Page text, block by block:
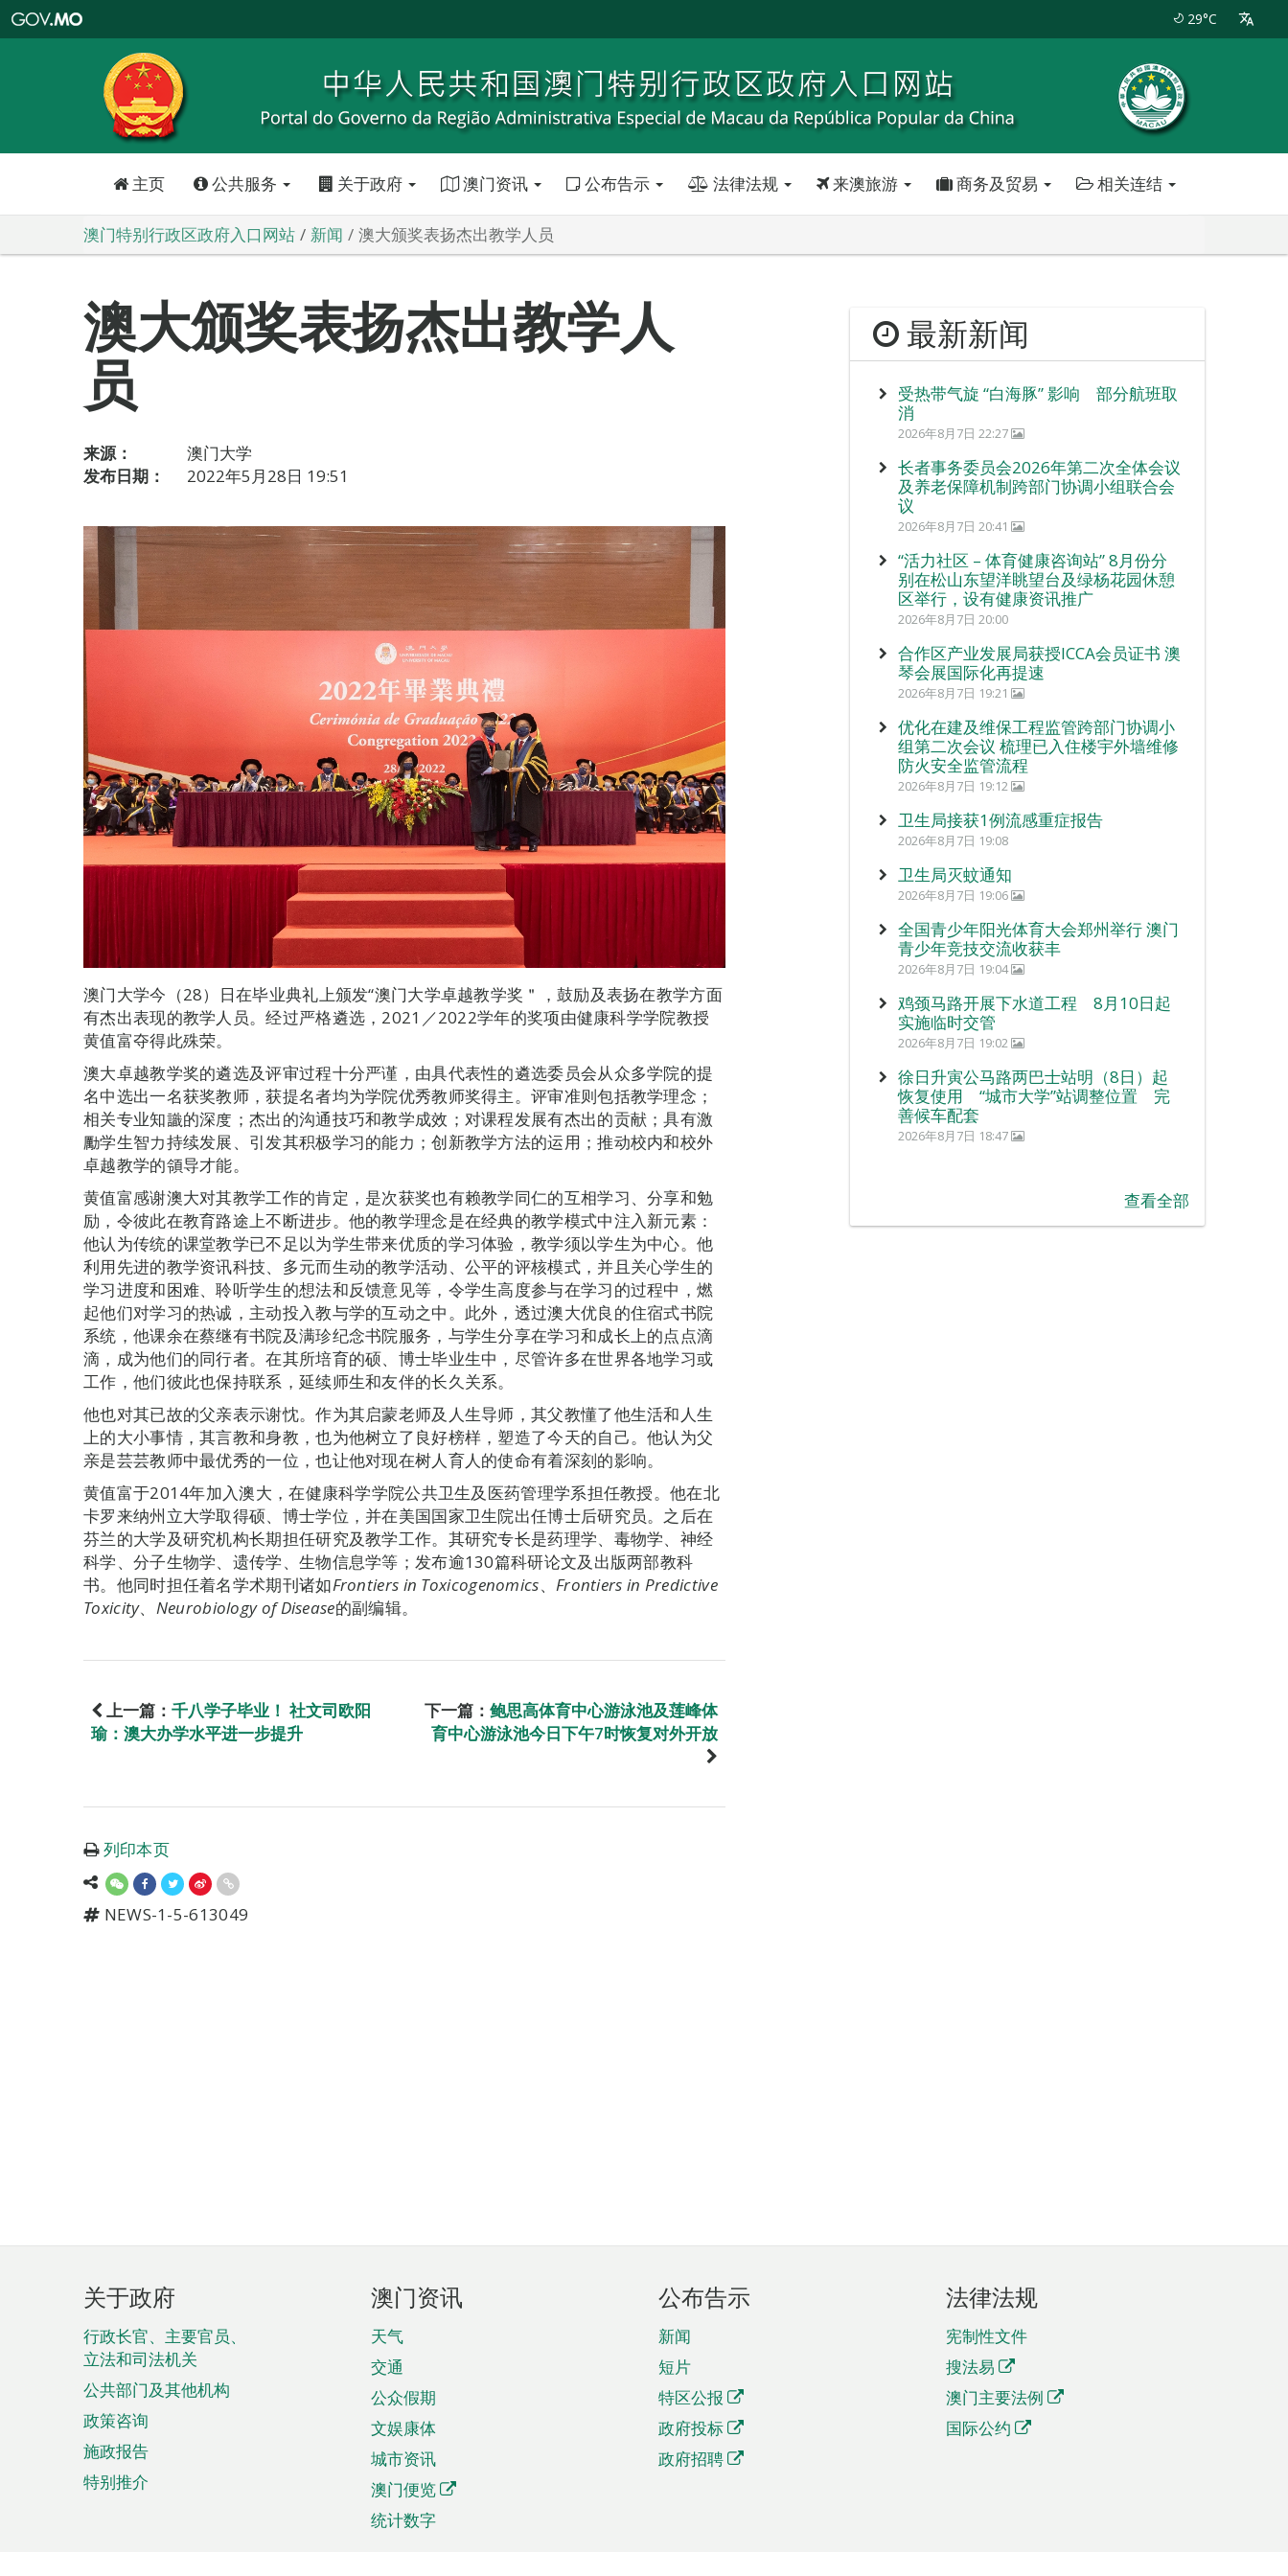
特
政
区
政
口
29°C
主页 公共服务 关于政府 澳门资讯 公布告示 法律法规 来澳旅游 商务及贸易 相关连结
澳门特别行政区政府入口网站 新闻 澳大颁奖表扬杰出教学人员
澳大颁奖表扬杰出教学人
员
来源：
澳门大学
发布日期：
2022年5月28日 19:51
澳门大学今（28）日在毕业典礼上颁发“澳门大学卓越教学奖＂，鼓励及表扬在教学方面
有杰出表现的教学人员。经过严格遴选，2021／2022学年的奖项由健康科学学院教授
黄值富夺得此殊荣。
澳大卓越教学奖的遴选及评审过程十分严谨，由具代表性的遴选委员会从众多学院的提
名中选出一名获奖教师，获提名者均为学院优秀教师奖得主。评审准则包括教学理念；
相关专业知識的深度；杰出的沟通技巧和教学成效；对课程发展有杰出的贡献；具有激
勵学生智力持续发展、引发其积极学习的能力；创新教学方法的运用；推动校内和校外
卓越教学的領导才能。
黄值富感谢澳大对其教学工作的肯定，是次获奖也有赖教学同仁的互相学习、分享和勉
励，令彼此在教育路途上不断进步。他的教学理念是在经典的教学模式中注入新元素：
他认为传统的课堂教学已不足以为学生带来优质的学习体验，教学须以学生为中心。他
利用先进的教学资讯科技、多元而生动的教学活动、公平的评核模式，并且关心学生的
学习进度和困难、聆听学生的想法和反馈意见等，令学生高度参与在学习的过程中，燃
起他们对学习的热诚，主动投入教与学的互动之中。此外，透过澳大优良的住宿式书院
系统，他课余在蔡继有书院及满珍纪念书院服务，与学生分享在学习和成长上的点点滴
滴，成为他们的同行者。在其所培育的硕、博士毕业生中，尽管许多在世界各地学习或
工作，他们彼此也保持联系，延续师生和友伴的长久关系。
他也对其已故的父亲表示谢忱。作为其启蒙老师及人生导师，其父教懂了他生活和人生
上的大小事情，其言教和身教，也为他树立了良好榜样，塑造了今天的自己。他认为父
亲是芸芸教师中最优秀的一位，也让他对现在树人育人的使命有着深刻的影响。
黄值富于2014年加入澳大，在健康科学学院公共卫生及医药管理学系担任教授。他在北
卡罗来纳州立大学取得硕、博士学位，并在美国国家卫生院出任博士后研究员。之后在
芬兰的大学及研究机构长期担任研究及教学工作。其研究专长是药理学、毒物学、神经
科学、分子生物学、遗传学、生物信息学等；发布逾130篇科研论文及出版两部教科
书。他同时担任着名学术期刊诸如Frontiers in Toxicogenomics、 Frontiers in Predictive
Toxicity、 Neurobiology of Disease的副编辑。
上一篇： 千八学子毕业！ 社文司欧阳
瑜：澳大办学水平进一步提升
下一篇： 鲍思高体育中心游泳池及莲峰体
育中心游泳池今日下午7时恢复对外开放
列印本页
NEWS-1-5-613049
最新新闻
受热带气旋 “白海豚” 影响 部分航班取
消
2026年8月7日 22:27
长者事务委员会2026年第二次全体会议
及养老保障机制跨部门协调小组联合会
议
2026年8月7日 20:41
“活力社区 – 体育健康咨询站” 8月份分
别在松山东望洋眺望台及绿杨花园休憩
区举行，设有健康资讯推广
2026年8月7日 20:00
合作区产业发展局获授ICCA会员证书 澳
琴会展国际化再提速
2026年8月7日 19:21
优化在建及维保工程监管跨部门协调小
组第二次会议 梳理已入住楼宇外墙维修
防火安全监管流程
2026年8月7日 19:12
卫生局接获1例流感重症报告
2026年8月7日 19:08
卫生局灭蚊通知
2026年8月7日 19:06
全国青少年阳光体育大会郑州举行 澳门
青少年竞技交流收获丰
2026年8月7日 19:04
鸡颈马路开展下水道工程 8月10日起
实施临时交管
2026年8月7日 19:02
徐日升寅公马路两巴士站明（8日）起
恢复使用 “城市大学”站调整位置 完
善候车配套
2026年8月7日 18:47
查看全部
页
脚
菜
单
关于政府
行政长官、主要官员、
立法和司法机关
公共部门及其他机构
政策咨询
施政报告
特别推介
澳门资讯
天气
交通
公众假期
文娱康体
城市资讯
澳门便览
统计数字
公布告示
新闻
短片
特区公报
政府投标
政府招聘
法律法规
宪制性文件
搜法易
澳门主要法例
国际公约